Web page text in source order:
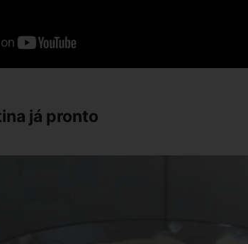
já pronto